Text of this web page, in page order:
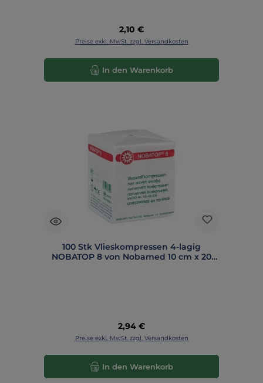
Regulärer Preis:
2,10 €
Preise exkl. MwSt. zzgl. Versandkosten
In den Warenkorb
100 Stk Vlieskompressen 4-lagig
NOBATOP 8 von Nobamed 10 cm x 20
Regulärer Preis:
2,94 €
Preise exkl. MwSt. zzgl. Versandkosten
In den Warenkorb